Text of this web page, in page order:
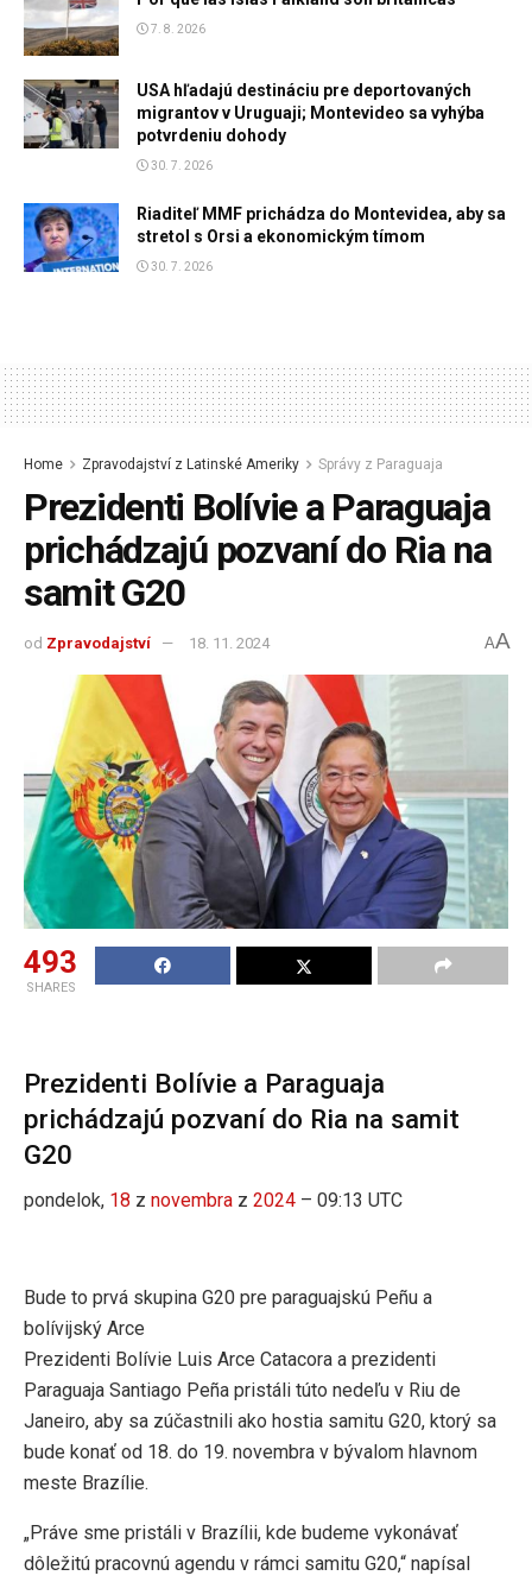
7. 8. 2026
USA hľadajú destináciu pre deportovaných
migrantov v Uruguaji; Montevideo sa vyhýba
potvrdeniu dohody
30. 7. 2026
Riaditeľ MMF prichádza do Montevidea, aby sa
stretol s Orsi a ekonomickým tímom
30. 7. 2026
Home Zpravodajství z Latinské Ameriky Správy z Paraguaja
Prezidenti Bolívie a Paraguaja
prichádzajú pozvaní do Ria na
samit G20
od Zpravodajství 18. 11. 2024 AA
493
SHARES
Prezidenti Bolívie a Paraguaja
prichádzajú pozvaní do Ria na samit
G20
pondelok, 18 z novembra z 2024 – 09:13 UTC
Bude to prvá skupina G20 pre paraguajskú Peñu a
bolívijský Arce
Prezidenti Bolívie Luis Arce Catacora a prezidenti
Paraguaja Santiago Peña pristáli túto nedeľu v Riu de
Janeiro, aby sa zúčastnili ako hostia samitu G20, ktorý sa
bude konať od 18. do 19. novembra v bývalom hlavnom
meste Brazílie.
„Práve sme pristáli v Brazílii, kde budeme vykonávať
dôležitú pracovnú agendu v rámci samitu G20,“ napísal